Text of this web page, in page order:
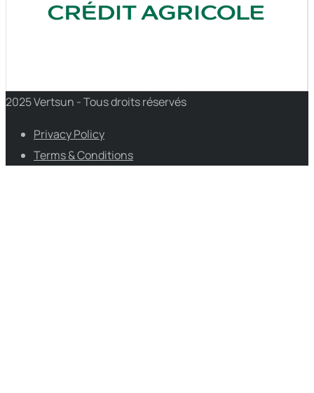
2025 Vertsun - Tous droits réservés
Privacy Policy
Terms & Conditions